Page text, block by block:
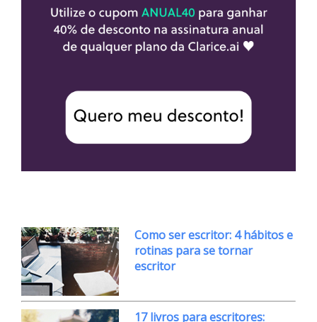
Como ser escritor: 4 hábitos e
rotinas para se tornar
escritor
17 livros para escritores: